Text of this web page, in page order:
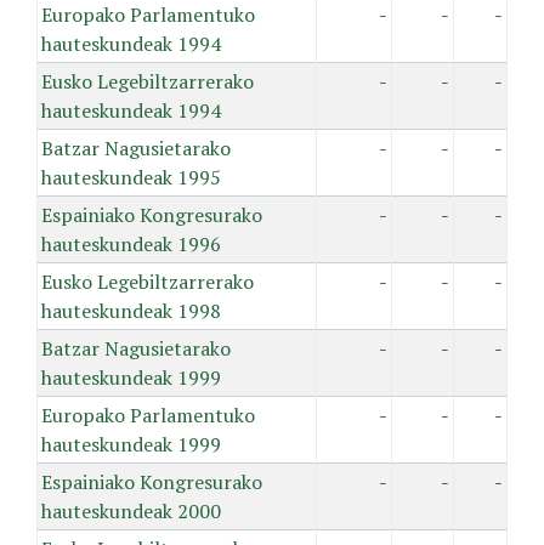
Europako Parlamentuko
hauteskundeak 1994
- - -
Eusko Legebiltzarrerako
hauteskundeak 1994
- - -
Batzar Nagusietarako
hauteskundeak 1995
- - -
Espainiako Kongresurako
hauteskundeak 1996
- - -
Eusko Legebiltzarrerako
hauteskundeak 1998
- - -
Batzar Nagusietarako
hauteskundeak 1999
- - -
Europako Parlamentuko
hauteskundeak 1999
- - -
Espainiako Kongresurako
hauteskundeak 2000
- - -